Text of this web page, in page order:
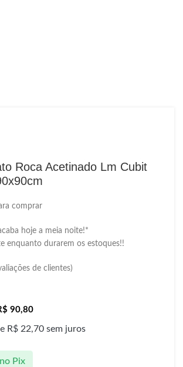
Roca Acetinado Lm Cubit
comprar
hoje a meia noite!*
enquanto durarem os estoques!!
de clientes)
90,80
R$ 22,70 sem juros
no Pix